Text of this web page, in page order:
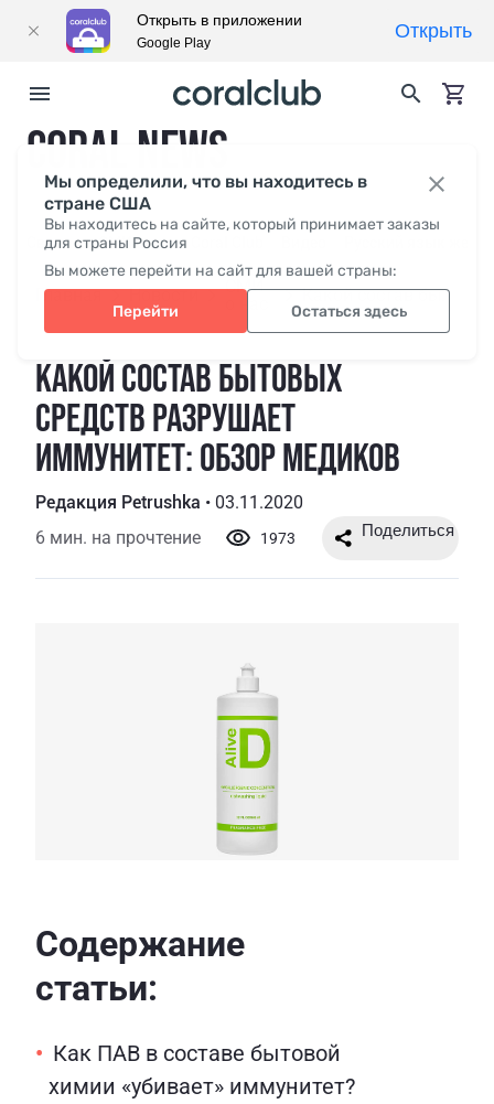
Мы определили, что вы находитесь в
стране США
Вы находитесь на сайте, который принимает заказы
для страны Россия
Вы можете перейти на сайт для вашей страны:
Перейти Остаться здесь
CORAL NEWS
Свежее СМИ о нас
Главная Новости
СМИ
Какой состав бытовых средств разрушает иммунитет: обзор медиков
КАКОЙ СОСТАВ БЫТОВЫХ
СРЕДСТВ РАЗРУШАЕТ
ИММУНИТЕТ: ОБЗОР МЕДИКОВ
Редакция Petrushka • 03.11.2020
6 мин. на прочтение
1973
Содержание
статьи:
Как ПАВ в составе бытовой
химии «убивает» иммунитет?
Открыть в приложении
Google Play
Открыть